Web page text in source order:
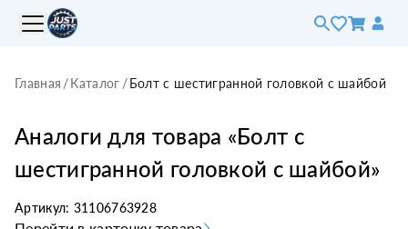
Главная /Каталог /Болт с шестигранной головкой с шайбой
Аналоги для товара «Болт с
шестигранной головкой с шайбой»
Артикул: 31106763928